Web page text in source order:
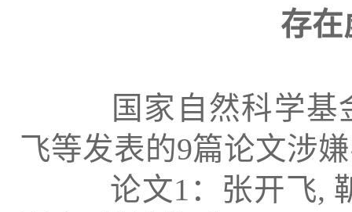
存在
国家自然科学基金
飞等发表的9篇论文涉
论文1：张开飞, 靳